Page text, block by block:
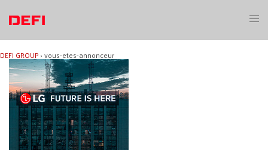
contenu
DEFI GROUP›vous-etes-annonceur